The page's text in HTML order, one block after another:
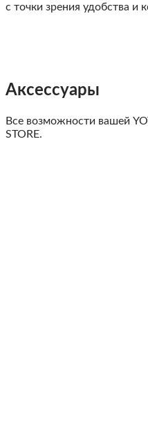
с точки зрения удобства и
Аксессуары
Все возможности вашей
STORE.